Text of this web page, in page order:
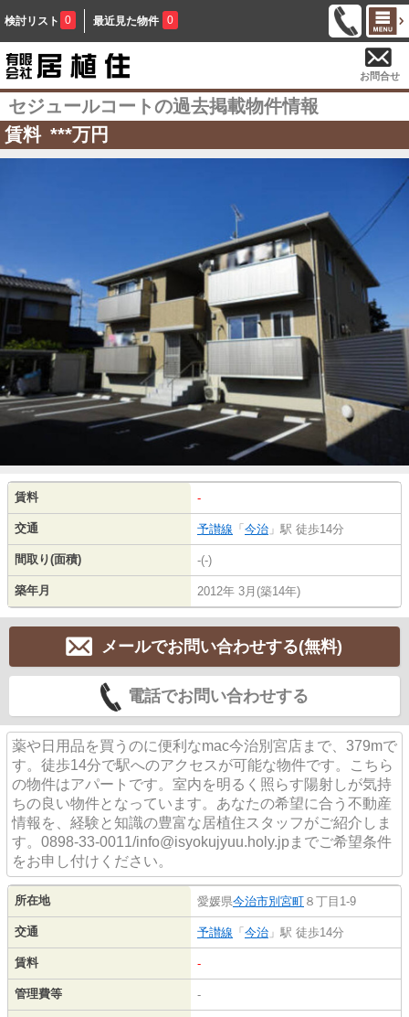
検討リスト 0 最近見た物件 0
お問合せ
セジュールコートの過去掲載物件情報
賃料 ***万円
賃料 -
交通 予讃線 「 今治 」駅 徒歩14分
間取り(面積) -(-)
築年月 2012年 3月(築14年)
メールでお問い合わせする(無料)
電話でお問い合わせする
薬や日用品を買うのに便利なmac今治別宮店まで、379mで
す。徒歩14分で駅へのアクセスが可能な物件です。こちら
の物件はアパートです。室内を明るく照らす陽射しが気持
ちの良い物件となっています。あなたの希望に合う不動産
情報を、経験と知識の豊富な居植住スタッフがご紹介しま
す。0898-33-0011/info@isyokujyuu.holy.jpまでご希望条件
をお申し付けください。
所在地 愛媛県今治市別宮町 ８丁目1-9
交通 予讃線 「 今治 」駅 徒歩14分
賃料 -
管理費等 -